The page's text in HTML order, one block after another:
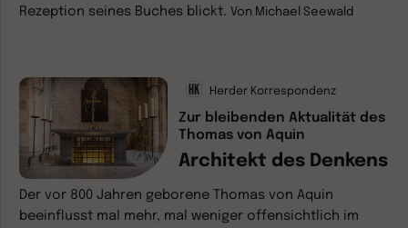
Rezeption seines Buches blickt. Von Michael Seewald
Herder Korrespondenz
Zur bleibenden Aktualität des
Thomas von Aquin
Architekt des Denkens
Der vor 800 Jahren geborene Thomas von Aquin
beeinflusst mal mehr, mal weniger offensichtlich im